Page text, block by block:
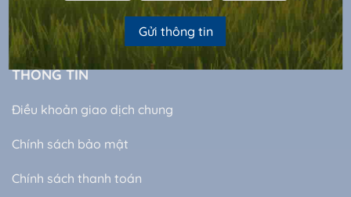
Giấy phép sản xuất rượu số 10315/GP-BCT cấp ngày
31/12/2013 và 450/GP-BCT cấp ngày 19/11/2020 do Bộ Công
Thương cấp phép.
THÔNG TIN
Điều khoản giao dịch chung
Chính sách bảo mật
Chính sách thanh toán
Gửi thông tin